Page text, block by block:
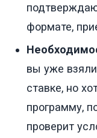
формате,
вы уже
ставке, но
программу,
проверит